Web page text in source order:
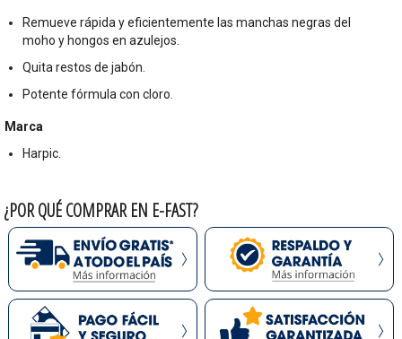
Remueve rápida y eficientemente las manchas negras del
moho y hongos en azulejos.
Quita restos de jabón.
Potente fórmula con cloro.
Marca
Harpic.
¿POR QUÉ COMPRAR EN E-FAST?